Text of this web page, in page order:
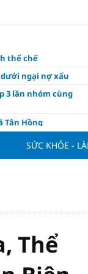
thể chế
ngại nợ xấu
3 lần nhóm cùng
Tân Hồng
hạ Campuchia
Tuổi Mão kinh
SỨC KHỎE -
Thể